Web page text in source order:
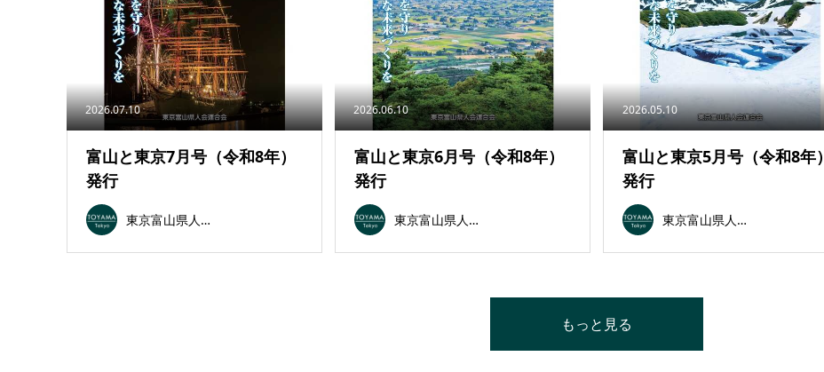
2026.07.10
富山と東京7月号（令和8年）
発行
東京富山県人会連合会
2026.06.10
富山と東京6月号（令和8年）
発行
東京富山県人会連合会
2026.05.10
富山と東京5月号（令和8年）
発行
東京富山県人会連合会
もっと見る